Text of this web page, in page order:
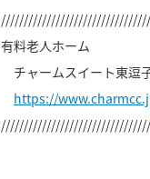
有料老人ホーム
チャームスイート東逗
https://